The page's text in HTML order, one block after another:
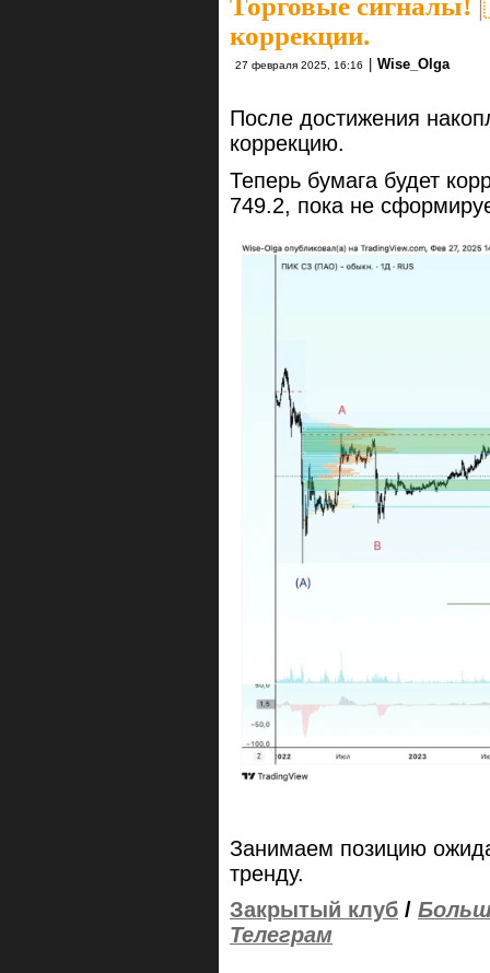
Торговые сигналы! |
коррекции.
27 февраля 2025, 16:16 Wise_Olga
После достижения
коррекцию.
Теперь бумага будет
749.2, пока не
Занимаем позицию
тренду.
Закрытый клуб /
Телеграм